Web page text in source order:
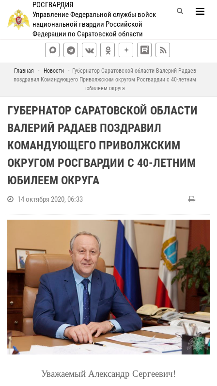
РОСГВАРДИЯ
Управление Федеральной службы войск
национальной гвардии Российской
Федерации по Саратовской области
Главная Новости
Губернатор Саратовской области Валерий Радаев
поздравил Командующего Приволжским округом Росгвардии с 40-летним
юбилеем округа
ГУБЕРНАТОР САРАТОВСКОЙ ОБЛАСТИ
ВАЛЕРИЙ РАДАЕВ ПОЗДРАВИЛ
КОМАНДУЮЩЕГО ПРИВОЛЖСКИМ
ОКРУГОМ РОСГВАРДИИ С 40-ЛЕТНИМ
ЮБИЛЕЕМ ОКРУГА
14 октября 2020, 06:33
Уважаемый Александр Сергеевич!